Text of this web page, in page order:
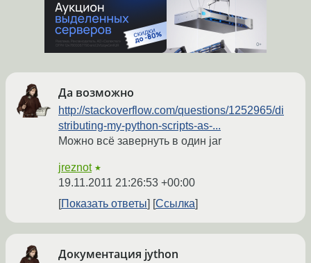
Да возможно
http://stackoverflow.com/questions/1252965/di
stributing-my-python-scripts-as-...
Можно всё завернуть в один jar
jreznot ★
19.11.2011 21:26:53 +00:00
Показать ответы
Ссылка
Документация jython